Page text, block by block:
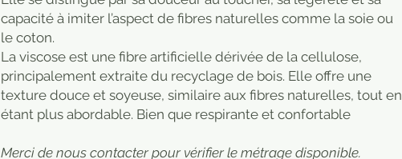
capacité à imiter l’aspect de fibres naturelles comme la soie ou
le coton.
La viscose est une fibre artificielle dérivée de la cellulose,
principalement extraite du recyclage de bois. Elle offre une
texture douce et soyeuse, similaire aux fibres naturelles, tout en
étant plus abordable. Bien que respirante et confortable
Merci de nous contacter pour vérifier le métrage disponible.